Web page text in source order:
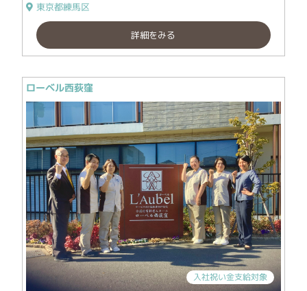
東京都練馬区
詳細をみる
ローベル西荻窪
入社祝い金支給対象